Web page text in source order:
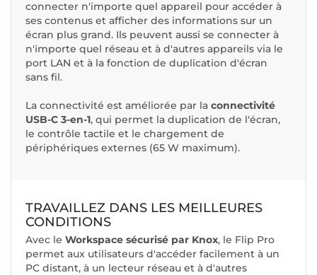
connecter n'importe quel appareil pour accéder à
ses contenus et afficher des informations sur un
écran plus grand. Ils peuvent aussi se connecter à
n'importe quel réseau et à d'autres appareils via le
port LAN et à la fonction de duplication d'écran
sans fil.
La connectivité est améliorée par la connectivité
USB-C 3-en-1, qui permet la duplication de l'écran,
le contrôle tactile et le chargement de
périphériques externes (65 W maximum).
TRAVAILLEZ DANS LES MEILLEURES
CONDITIONS
Avec le Workspace sécurisé par Knox, le Flip Pro
permet aux utilisateurs d'accéder facilement à un
PC distant, à un lecteur réseau et à d'autres